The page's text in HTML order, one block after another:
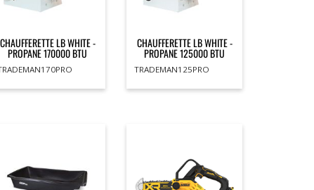
CHAUFFERETTE LB WHITE -
PROPANE 170000 BTU
CHAUFFERETTE LB WHITE -
PROPANE 125000 BTU
TRADEMAN125PRO